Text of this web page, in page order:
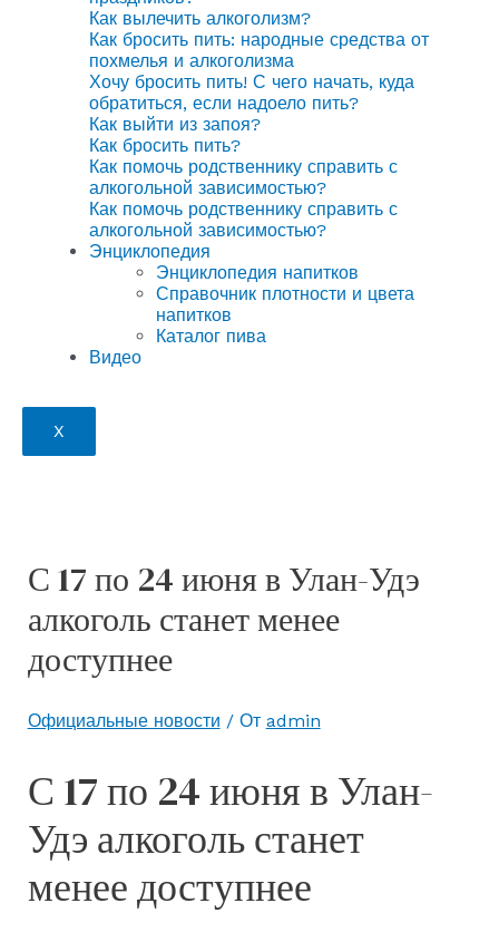
Как вылечить алкоголизм?
Как бросить пить: народные средства от
похмелья и алкоголизма
Хочу бросить пить! С чего начать, куда
обратиться, если надоело пить?
Как выйти из запоя?
Как бросить пить?
Как помочь родственнику справить с
алкогольной зависимостью?
Как помочь родственнику справить с
алкогольной зависимостью?
Энциклопедия
Энциклопедия напитков
Справочник плотности и цвета
напитков
Каталог пива
Видео
X
С 17 по 24 июня в Улан-Удэ
алкоголь станет менее
доступнее
Официальные новости / От admin
С 17 по 24 июня в Улан-
Удэ алкоголь станет
менее доступнее